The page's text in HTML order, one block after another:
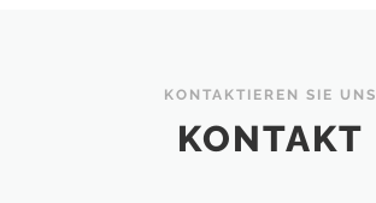
KONTAKTIEREN SIE UNS
KONTAKT